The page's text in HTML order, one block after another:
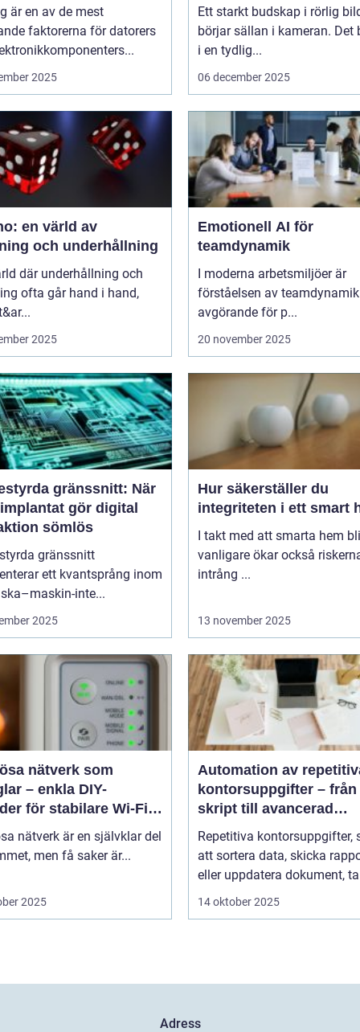
är en av de mest
faktorerna för datorers
2025
Ett starkt budskap i rörlig
börjar sällan i kameran. Det
i en tydlig...
06 december 2025
en värld av
och underhållning
där underhållning och
ofta går hand i hand,
2025
Emotionell AI för
teamdynamik
I moderna arbetsmiljöer är
förståelsen av teamdynamik
avgörande för p...
20 november 2025
gränssnitt: När
gör digital
sömlös
gränssnitt
ett kvantsprång inom
inte...
2025
Hur säkerställer du
integriteten i ett smart
I takt med att smarta hem
vanligare ökar också
intrång ...
13 november 2025
nätverk som
– enkla DIY-
för stabilare Wi-Fi i
nätverk är en självklar del
men få saker är...
2025
Automation av
kontorsuppgifter – från
skript till avancerad
programvara
Repetitiva kontorsuppgifter,
att sortera data, skicka
eller uppdatera dokument,
14 oktober 2025
Adress